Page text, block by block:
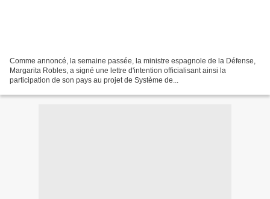
Comme annoncé, la semaine passée, la ministre espagnole de la Défense,
Margarita Robles, a signé une lettre d'intention officialisant ainsi la
participation de son pays au projet de Système de...